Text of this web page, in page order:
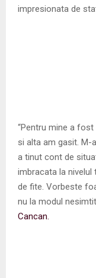
impresionata de
“Pentru mine a
si alta am gasit. M-
a tinut cont de
imbracata la nivelul
de fite. Vorbeste
nu la modul
Cancan.